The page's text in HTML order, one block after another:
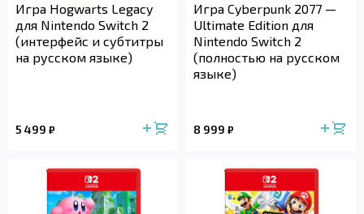
Игра Hogwarts Legacy
для Nintendo Switch 2
(интерфейс и субтитры
на русском языке)
5 499 ₽
Игра Cyberpunk 2077 —
Ultimate Edition для
Nintendo Switch 2
(полностью на русском
языке)
8 999 ₽